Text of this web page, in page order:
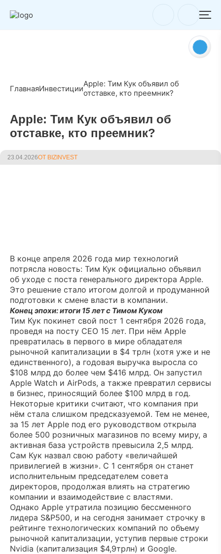
ГлавнаяИнвестицииApple: Тим Кук объявил об
отставке, кто преемник?
Apple: Тим Кук объявил об
отставке, кто преемник?
23.04.2026ОТ BIZINVEST
В конце апреля 2026 года мир технологий
потрясла новость: Тим Кук официально объявил
об уходе с поста генерального директора Apple.
Это решение стало итогом долгой и продуманной
подготовки к смене власти в компании.
Конец эпохи: итоги 15 лет с Тимом Куком
Тим Кук покинет свой пост 1 сентября 2026 года,
проведя на посту CEO 15 лет. При нём Apple
превратилась в первого в мире обладателя
рыночной капитализации в $4 трлн (хотя уже и не
единственного), а годовая выручка выросла со
$108 млрд до более чем $416 млрд. Он запустил
Apple Watch и AirPods, а также превратил сервисы
в бизнес, приносящий более $100 млрд в год.
Некоторые критики считают, что компания при
нём стала слишком предсказуемой. Тем не менее,
за 15 лет Apple под его руководством открыла
более 500 розничных магазинов по всему миру, а
активная база устройств превысила 2,5 млрд.
Сам Кук назвал свою работу «величайшей
привилегией в жизни». С 1 сентября он станет
исполнительным председателем совета
директоров, продолжая влиять на стратегию
компании и взаимодействие с властями.
Однако Apple утратила позицию бессменного
лидера S&P500, и на сегодня занимает строчку в
рейтинге технологических компаний по объему
рыночной капитализации, уступив первые строки
Nvidia (капитализация $4,9трлн) и Google.